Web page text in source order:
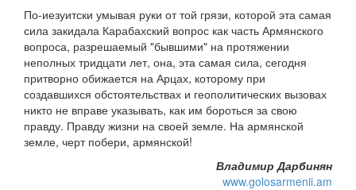
По-иезуитски умывая руки от той грязи, которой эта самая
сила закидала Карабахский вопрос как часть Армянского
вопроса, разрешаемый "бывшими" на протяжении
неполных тридцати лет, она, эта самая сила, сегодня
притворно обижается на Арцах, которому при
создавшихся обстоятельствах и геополитических вызовах
никто не вправе указывать, как им бороться за свою
правду. Правду жизни на своей земле. На армянской
земле, черт побери, армянской!
Владимир Дарбинян
www.golosarmenii.am